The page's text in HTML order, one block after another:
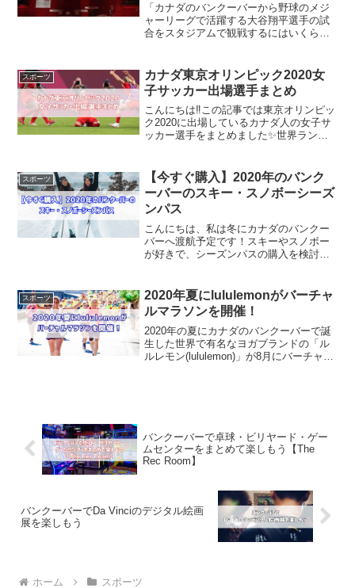
「カナダのバンクーバーから野球のメジ
ャーリーグで活躍する大谷翔平選手の試
合をスタジアムで観戦するにはいくらぐ
どれぐらいかかりますか❓」この記事は上
記のことを知りたい方...
スポーツ
カナダ東京オリンピック2020女
子サッカー出場選手まとめ
こんにちは‼️この記事では東京オリンピッ
ク2020に出場しているカナダ人の女子サ
ッカー選手をまとめました✨世界ランキ
なる人は見てくださいね😌カナダ東京オ
リンピック20...
スポーツ
【今すぐ購入】2020年のバンク
ーバーのスキー・スノボーシーズ
ンパス
こんにちは、私は冬にカナダのバンクー
バーへ渡航予定です！スキーやスノボー
が好きで、シーズンパスの購入を検討し
この記事では『【今すぐ購入】2020年の
バンクーバーのスキー...
スポーツ
2020年夏にlululemonがバーチャ
ルマラソンを開催！
2020年の夏にカナダのバンクーバーで誕
生した世界で有名なヨガブランドの「ル
ルレモン(lululemon)」が8月にバーチャル
バンクーバーで卓球・ビリヤード・ゲー
ムセンターをまとめて楽しもう【The
Rec Room】
バンクーバーでDa Vinciのデジタル絵画
展を楽しもう
ホーム スポーツ